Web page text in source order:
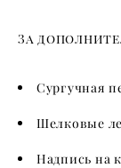
За
Сургучная
Шелковые
Надпись на